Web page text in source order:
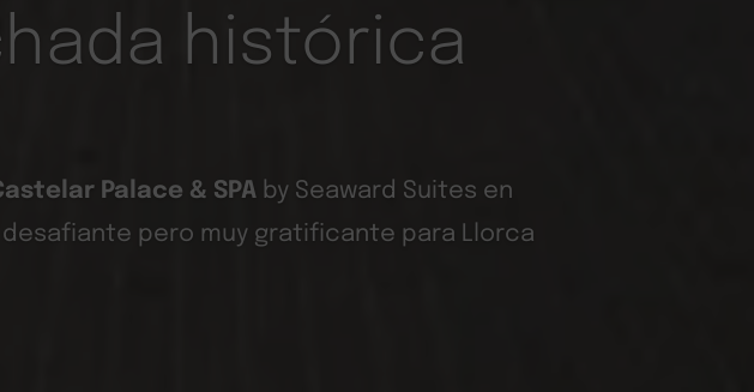
histórica
Palace & SPA by Seaward Suites en
pero muy gratificante para Llorca